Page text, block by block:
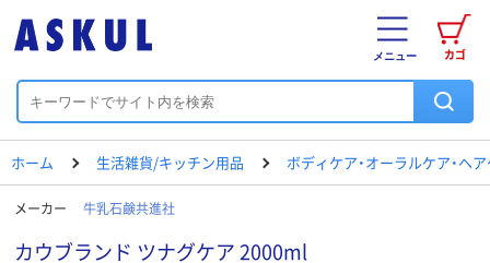
カゴ
メニュー
ホーム 生活雑貨/キッチン用品 ボディケア・オーラルケア・ヘ
メーカー 牛乳石鹸共進社
カウブランド ツナグケア 2000ml